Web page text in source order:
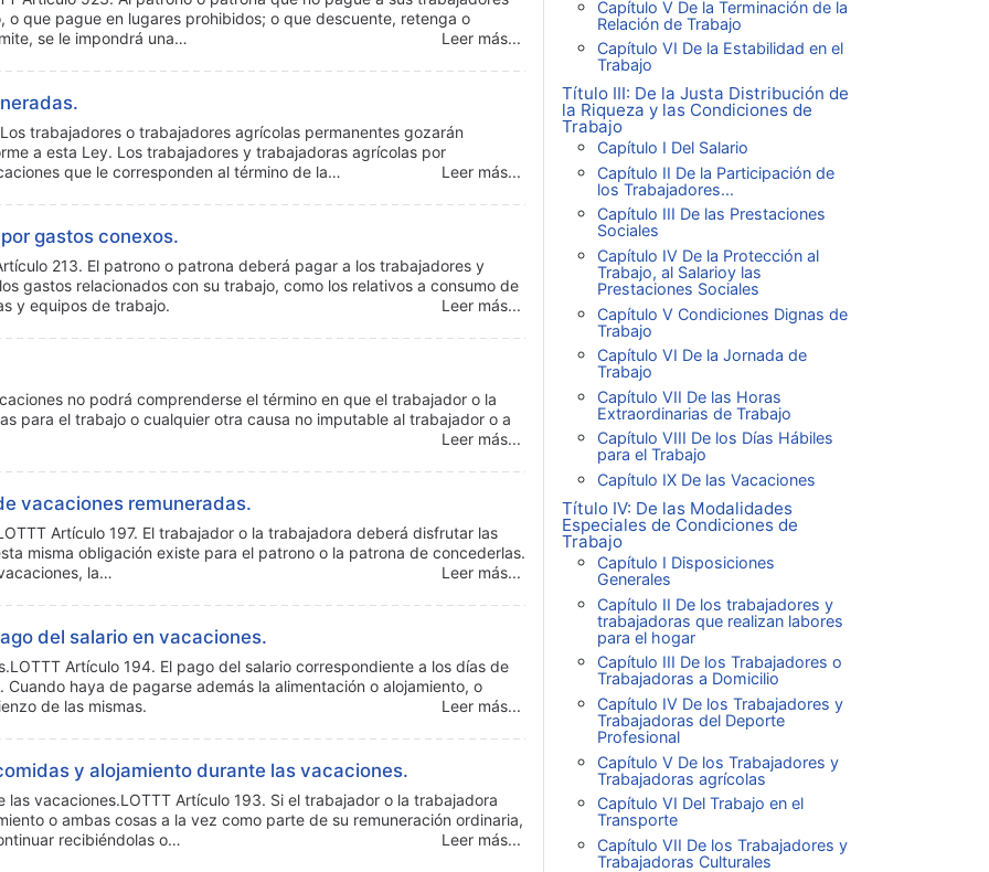
que pague en lugares prohibidos; o que descuente, retenga o
se le impondrá una…
Leer más...
trabajadores o trabajadores agrícolas permanentes gozarán
a esta Ley. Los trabajadores y trabajadoras agrícolas por
que le corresponden al término de la…
Leer más...
gastos conexos.
213. El patrono o patrona deberá pagar a los trabajadores y
gastos relacionados con su trabajo, como los relativos a consumo de
y equipos de trabajo.
Leer más...
no podrá comprenderse el término en que el trabajador o la
para el trabajo o cualquier otra causa no imputable al trabajador o a
Leer más...
vacaciones remuneradas.
Artículo 197. El trabajador o la trabajadora deberá disfrutar las
misma obligación existe para el patrono o la patrona de concederlas.
la…
Leer más...
del salario en vacaciones.
Artículo 194. El pago del salario correspondiente a los días de
haya de pagarse además la alimentación o alojamiento, o
de las mismas.
Leer más...
y alojamiento durante las vacaciones.
vacaciones.LOTTT Artículo 193. Si el trabajador o la trabajadora
o ambas cosas a la vez como parte de su remuneración ordinaria,
recibiéndolas o…
Leer más...
Capítulo V De la Terminación de la
Relación de Trabajo
Capítulo VI De la Estabilidad en el
Trabajo
Título III: De la Justa Distribución de
la Riqueza y las Condiciones de
Trabajo
Capítulo I Del Salario
Capítulo II De la Participación de
los Trabajadores...
Capítulo III De las Prestaciones
Sociales
Capítulo IV De la Protección al
Trabajo, al Salarioy las
Prestaciones Sociales
Capítulo V Condiciones Dignas de
Trabajo
Capítulo VI De la Jornada de
Trabajo
Capítulo VII De las Horas
Extraordinarias de Trabajo
Capítulo VIII De los Días Hábiles
para el Trabajo
Capítulo IX De las Vacaciones
Título IV: De las Modalidades
Especiales de Condiciones de
Trabajo
Capítulo I Disposiciones
Generales
Capítulo II De los trabajadores y
trabajadoras que realizan labores
para el hogar
Capítulo III De los Trabajadores o
Trabajadoras a Domicilio
Capítulo IV De los Trabajadores y
Trabajadoras del Deporte
Profesional
Capítulo V De los Trabajadores y
Trabajadoras agrícolas
Capítulo VI Del Trabajo en el
Transporte
Capítulo VII De los Trabajadores y
Trabajadoras Culturales